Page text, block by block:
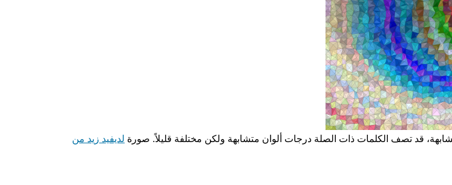
قد تصف الكلمات ذات الصلة درجات ألوان متشابهة ولكن مختلفة قليلاً. صورة لديفيد زيد من